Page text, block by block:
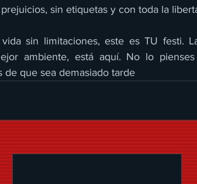
sin etiquetas y con toda la
sin limitaciones, este es TU festi.
ambiente, está aquí. No lo
de que sea demasiado tarde